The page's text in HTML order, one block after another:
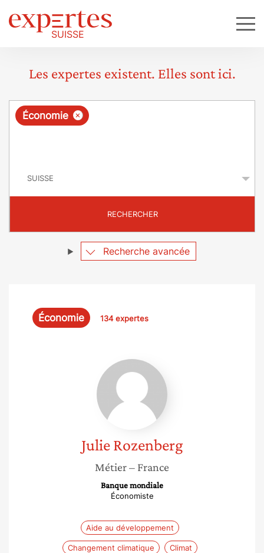
Les expertes existent. Elles sont ici.
R
ê
e
×
Économie
RECHERCHER
Recherche avancée
Économie 134 expertes
Julie
Rozenberg
Julie Rozenberg
Métier– France
Banque mondiale
Économiste
Aide au développement
Changement climatique Climat